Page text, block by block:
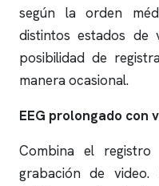
según la orden
distintos estados de
posibilidad de
manera ocasional.
EEG prolongado con
Combina el
grabación de